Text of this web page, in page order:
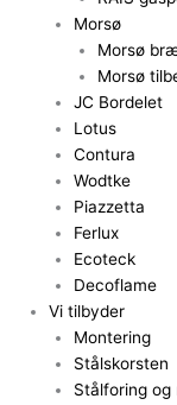
Morsø
Morsø
Morsø
JC Bordelet
Lotus
Contura
Wodtke
Piazzetta
Ferlux
Ecoteck
Decoflame
Vi tilbyder
Montering
Stålskorsten
Stålforing og